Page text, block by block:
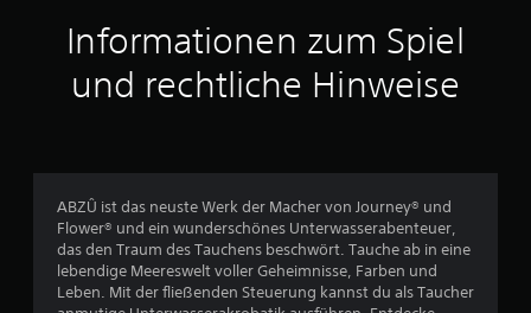
u
s
0
4
7
Informationen zum Spiel
und rechtliche Hinweise
ABZÛ ist das neuste Werk der Macher von Journey® und
Flower® und ein wunderschönes Unterwasserabenteuer,
das den Traum des Tauchens beschwört. Tauche ab in eine
lebendige Meereswelt voller Geheimnisse, Farben und
Leben. Mit der fließenden Steuerung kannst du als Taucher